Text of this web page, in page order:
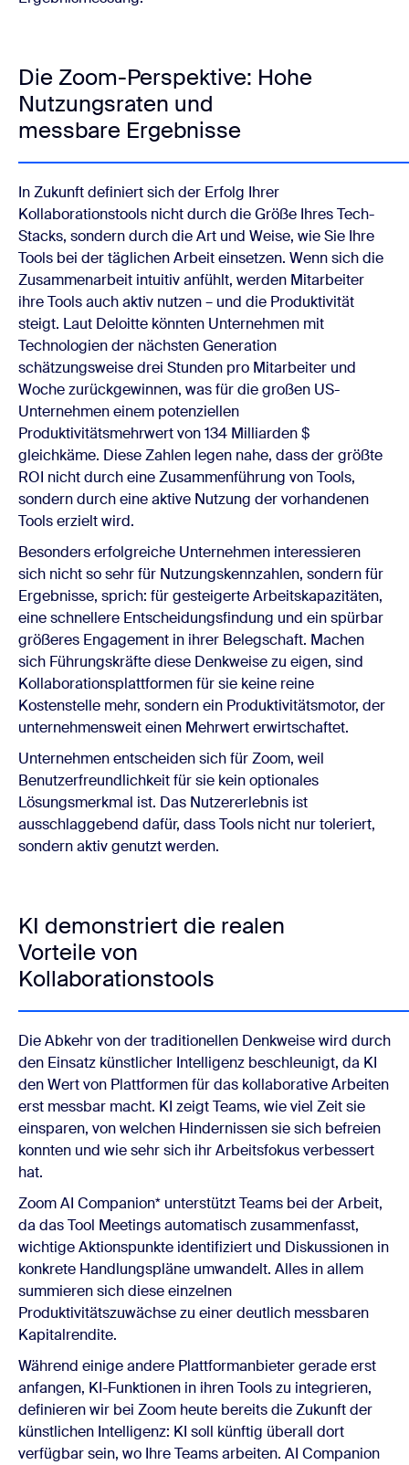
Die Zoom-Perspektive: Hohe
Nutzungsraten und
messbare Ergebnisse
In Zukunft definiert sich der Erfolg Ihrer
Kollaborationstools nicht durch die Größe Ihres Tech-
Stacks, sondern durch die Art und Weise, wie Sie Ihre
Tools bei der täglichen Arbeit einsetzen. Wenn sich die
Zusammenarbeit intuitiv anfühlt, werden Mitarbeiter
ihre Tools auch aktiv nutzen – und die Produktivität
steigt. Laut Deloitte könnten Unternehmen mit
Technologien der nächsten Generation
schätzungsweise drei Stunden pro Mitarbeiter und
Woche zurückgewinnen, was für die großen US-
Unternehmen einem potenziellen
Produktivitätsmehrwert von 134 Milliarden $
gleichkäme. Diese Zahlen legen nahe, dass der größte
ROI nicht durch eine Zusammenführung von Tools,
sondern durch eine aktive Nutzung der vorhandenen
Tools erzielt wird.
Besonders erfolgreiche Unternehmen interessieren
sich nicht so sehr für Nutzungskennzahlen, sondern für
Ergebnisse, sprich: für gesteigerte Arbeitskapazitäten,
eine schnellere Entscheidungsfindung und ein spürbar
größeres Engagement in ihrer Belegschaft. Machen
sich Führungskräfte diese Denkweise zu eigen, sind
Kollaborationsplattformen für sie keine reine
Kostenstelle mehr, sondern ein Produktivitätsmotor, der
unternehmensweit einen Mehrwert erwirtschaftet.
Unternehmen entscheiden sich für Zoom, weil
Benutzerfreundlichkeit für sie kein optionales
Lösungsmerkmal ist. Das Nutzererlebnis ist
ausschlaggebend dafür, dass Tools nicht nur toleriert,
sondern aktiv genutzt werden.
KI demonstriert die realen
Vorteile von
Kollaborationstools
Die Abkehr von der traditionellen Denkweise wird durch
den Einsatz künstlicher Intelligenz beschleunigt, da KI
den Wert von Plattformen für das kollaborative Arbeiten
erst messbar macht. KI zeigt Teams, wie viel Zeit sie
einsparen, von welchen Hindernissen sie sich befreien
konnten und wie sehr sich ihr Arbeitsfokus verbessert
hat.
Zoom AI Companion* unterstützt Teams bei der Arbeit,
da das Tool Meetings automatisch zusammenfasst,
wichtige Aktionspunkte identifiziert und Diskussionen in
konkrete Handlungspläne umwandelt. Alles in allem
summieren sich diese einzelnen
Produktivitätszuwächse zu einer deutlich messbaren
Kapitalrendite.
Während einige andere Plattformanbieter gerade erst
anfangen, KI-Funktionen in ihren Tools zu integrieren,
definieren wir bei Zoom heute bereits die Zukunft der
künstlichen Intelligenz: KI soll künftig überall dort
verfügbar sein, wo Ihre Teams arbeiten. AI Companion